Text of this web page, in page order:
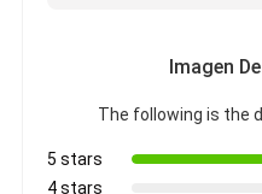
Imagen
The following is the
5 stars
4 stars